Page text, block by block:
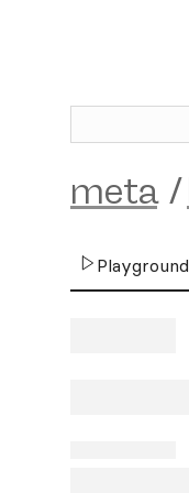
meta /
Playground